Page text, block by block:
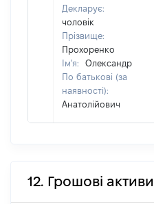
Декларує:
чоловік
Прізвище:
Прохоренко
Ім'я:
Олександр
По батькові (за
наявності):
Анатолійович
12. Грошові активи